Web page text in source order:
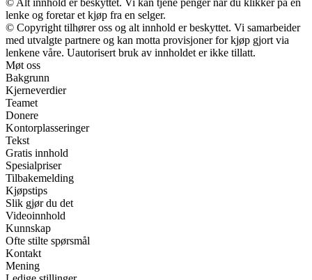
© Alt innhold er beskyttet. Vi kan tjene penger når du klikker på en
lenke og foretar et kjøp fra en selger.
© Copyright tilhører oss og alt innhold er beskyttet. Vi samarbeider
med utvalgte partnere og kan motta provisjoner for kjøp gjort via
lenkene våre. Uautorisert bruk av innholdet er ikke tillatt.
Møt oss
Bakgrunn
Kjerneverdier
Teamet
Donere
Kontorplasseringer
Tekst
Gratis innhold
Spesialpriser
Tilbakemelding
Kjøpstips
Slik gjør du det
Videoinnhold
Kunnskap
Ofte stilte spørsmål
Kontakt
Mening